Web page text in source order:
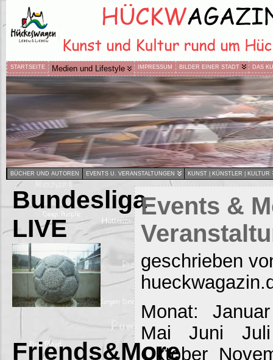
STARTSEITE Medien und Lifestyle IMPRESSUM BILDER EINER STADT DAS
BÜCHER UND AUTOREN EVENTS U. VERANSTALTUNGEN KUNST | KÜNSTLER | KULTUR
Bundesliga
LIVE
Friends&More
Events &
geschrieben
Monat:
Mai Juni Juli
Oktober